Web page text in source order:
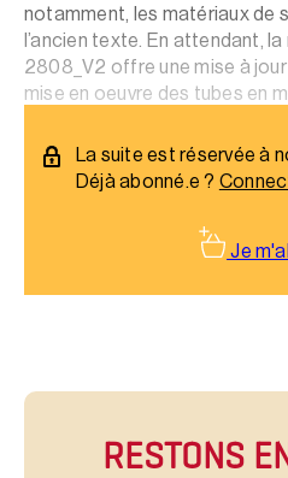
notamment, les matériaux de
l’ancien texte. En attendant, la
2808_V2 offre une mise à
mise en oeuvre des tubes en
La suite est réservée à
Déjà abonné.e ?
Je
RESTONS